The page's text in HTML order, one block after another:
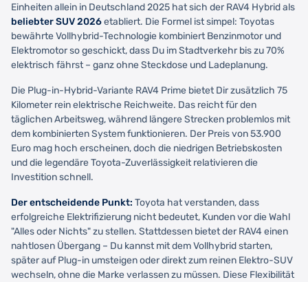
Einheiten allein in Deutschland 2025 hat sich der RAV4 Hybrid als
beliebter SUV 2026etabliert. Die Formel ist simpel: Toyotas
bewährte Vollhybrid-Technologie kombiniert Benzinmotor und
Elektromotor so geschickt, dass Du im Stadtverkehr bis zu 70%
elektrisch fährst – ganz ohne Steckdose und Ladeplanung.
Die Plug-in-Hybrid-Variante RAV4 Prime bietet Dir zusätzlich 75
Kilometer rein elektrische Reichweite. Das reicht für den
täglichen Arbeitsweg, während längere Strecken problemlos mit
dem kombinierten System funktionieren. Der Preis von 53.900
Euro mag hoch erscheinen, doch die niedrigen Betriebskosten
und die legendäre Toyota-Zuverlässigkeit relativieren die
Investition schnell.
Der entscheidende Punkt: Toyota hat verstanden, dass
erfolgreiche Elektrifizierung nicht bedeutet, Kunden vor die Wahl
"Alles oder Nichts" zu stellen. Stattdessen bietet der RAV4 einen
nahtlosen Übergang – Du kannst mit dem Vollhybrid starten,
später auf Plug-in umsteigen oder direkt zum reinen Elektro-SUV
wechseln, ohne die Marke verlassen zu müssen. Diese Flexibilität